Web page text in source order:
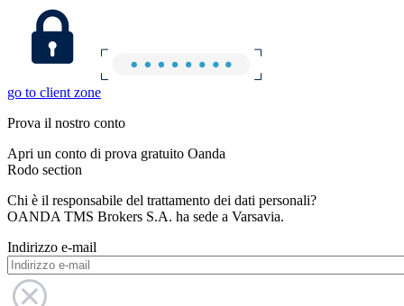
go to client zone
Prova il nostro conto
Apri un conto di prova gratuito Oanda
Rodo section
Chi è il responsabile del trattamento dei dati personali?
OANDA TMS Brokers S.A. ha sede a Varsavia.
Indirizzo e-mail